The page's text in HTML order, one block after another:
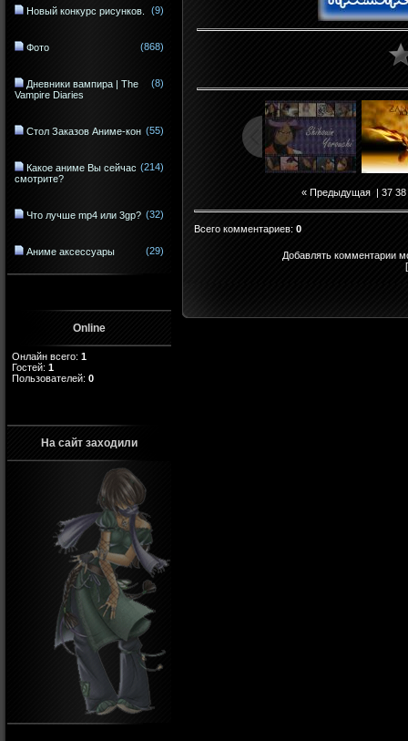
Новый конкурс рисунков. (9)
Фото (868)
Дневники вампира | The
Vampire Diaries
(8)
Стол Заказов Аниме-кон (55)
Какое аниме Вы сейчас
смотрите?
(214)
Что лучше mp4 или 3gp? (32)
Аниме аксессуары (29)
Online
Онлайн всего: 1
Гостей: 1
Пользователей: 0
На сайт заходили
« Предыдущая | 37 38
Всего комментариев: 0
Добавлять комментарии